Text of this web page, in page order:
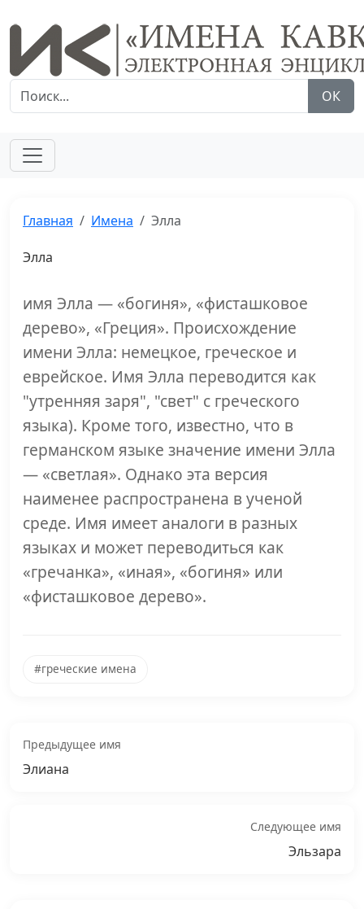
ОК
Главная Имена Элла
Элла
имя Элла — «богиня», «фисташковое
дерево», «Греция». Происхождение
имени Элла: немецкое, греческое и
еврейское. Имя Элла переводится как
"утренняя заря", "свет" с греческого
языка). Кроме того, известно, что в
германском языке значение имени Элла
— «светлая». Однако эта версия
наименее распространена в ученой
среде. Имя имеет аналоги в разных
языках и может переводиться как
«гречанка», «иная», «богиня» или
«фисташковое дерево».
#греческие имена
Предыдущее имя
Элиана
Следующее имя
Эльзара